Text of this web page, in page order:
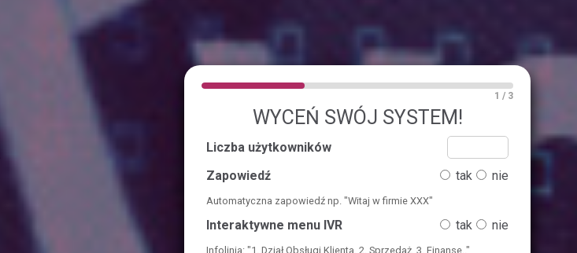
1 / 3
WYCEŃ SWÓJ SYSTEM!
Liczba użytkowników
Zapowiedź
tak nie
Automatyczna zapowiedź np. "Witaj w firmie XXX"
Interaktywne menu IVR tak nie
Infolinia: "1. Dział Obsługi Klienta, 2. Sprzedaż, 3. Finanse.."